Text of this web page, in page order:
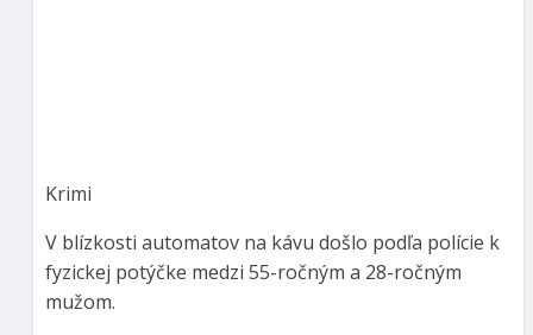
Krimi
V blízkosti automatov na kávu došlo podľa polície k
fyzickej potýčke medzi 55-ročným a 28-ročným
mužom.